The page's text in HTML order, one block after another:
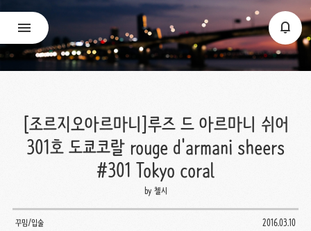
[조르지오아르마니]루즈 드 아르마니 쉬어
301호 도쿄코랄 rouge d'armani sheers
#301 Tokyo coral
by 첼시
꾸밈/입술 2016.03.10